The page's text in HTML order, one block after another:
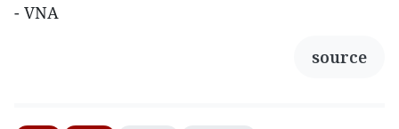
- VNA
source